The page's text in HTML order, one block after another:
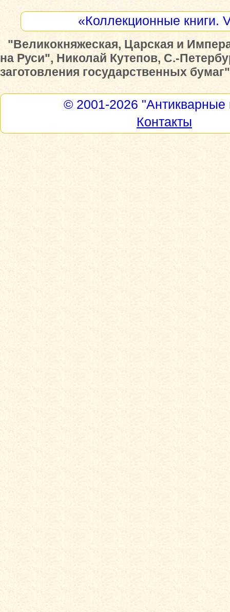
«Коллекционные книги.
"Великокняжеская, Царская и
на Руси", Николай Кутепов, С.-
заготовления государственных
© 2001-2026 "Антикварные
Контакты